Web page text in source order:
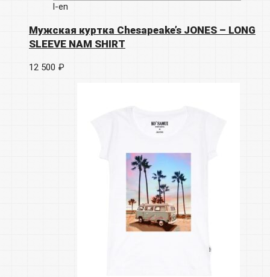
l-en
Мужская куртка Chesapeake’s JONES – LONG
SLEEVE NAM SHIRT
12 500 ₽